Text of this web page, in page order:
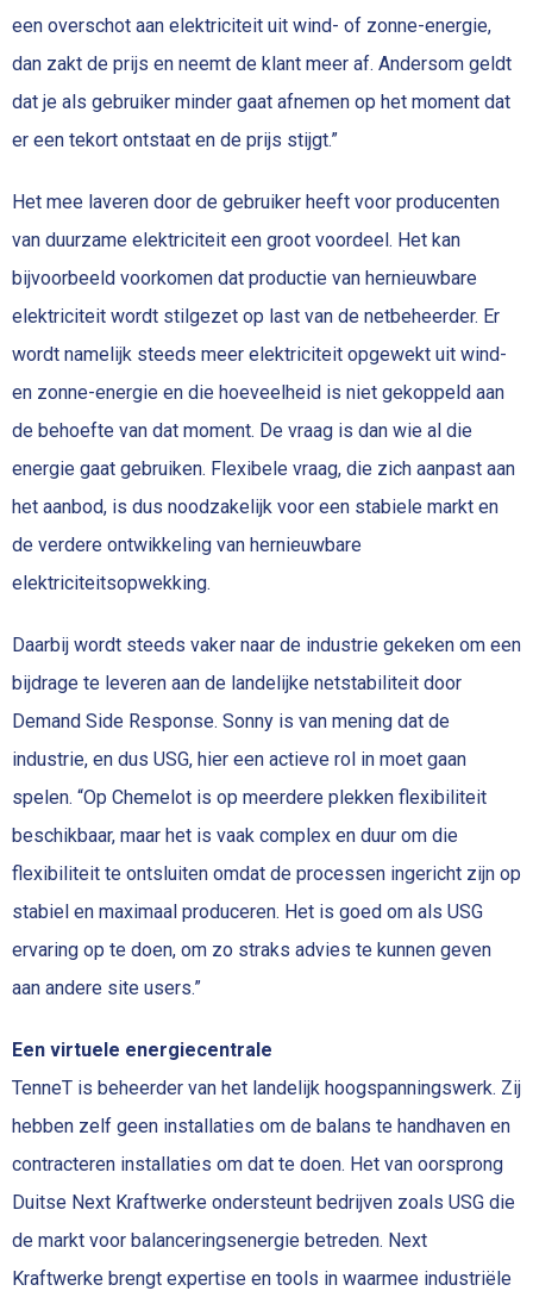
een overschot aan elektriciteit uit wind- of zonne-energie,
dan zakt de prijs en neemt de klant meer af. Andersom geldt
dat je als gebruiker minder gaat afnemen op het moment dat
er een tekort ontstaat en de prijs stijgt.”
Het mee laveren door de gebruiker heeft voor producenten
van duurzame elektriciteit een groot voordeel. Het kan
bijvoorbeeld voorkomen dat productie van hernieuwbare
elektriciteit wordt stilgezet op last van de netbeheerder. Er
wordt namelijk steeds meer elektriciteit opgewekt uit wind-
en zonne-energie en die hoeveelheid is niet gekoppeld aan
de behoefte van dat moment. De vraag is dan wie al die
energie gaat gebruiken. Flexibele vraag, die zich aanpast aan
het aanbod, is dus noodzakelijk voor een stabiele markt en
de verdere ontwikkeling van hernieuwbare
elektriciteitsopwekking.
Daarbij wordt steeds vaker naar de industrie gekeken om een
bijdrage te leveren aan de landelijke netstabiliteit door
Demand Side Response. Sonny is van mening dat de
industrie, en dus USG, hier een actieve rol in moet gaan
spelen. “Op Chemelot is op meerdere plekken flexibiliteit
beschikbaar, maar het is vaak complex en duur om die
flexibiliteit te ontsluiten omdat de processen ingericht zijn op
stabiel en maximaal produceren. Het is goed om als USG
ervaring op te doen, om zo straks advies te kunnen geven
aan andere site users.”
Een virtuele energiecentrale
TenneT is beheerder van het landelijk hoogspanningswerk. Zij
hebben zelf geen installaties om de balans te handhaven en
contracteren installaties om dat te doen. Het van oorsprong
Duitse Next Kraftwerke ondersteunt bedrijven zoals USG die
de markt voor balanceringsenergie betreden. Next
Kraftwerke brengt expertise en tools in waarmee industriële